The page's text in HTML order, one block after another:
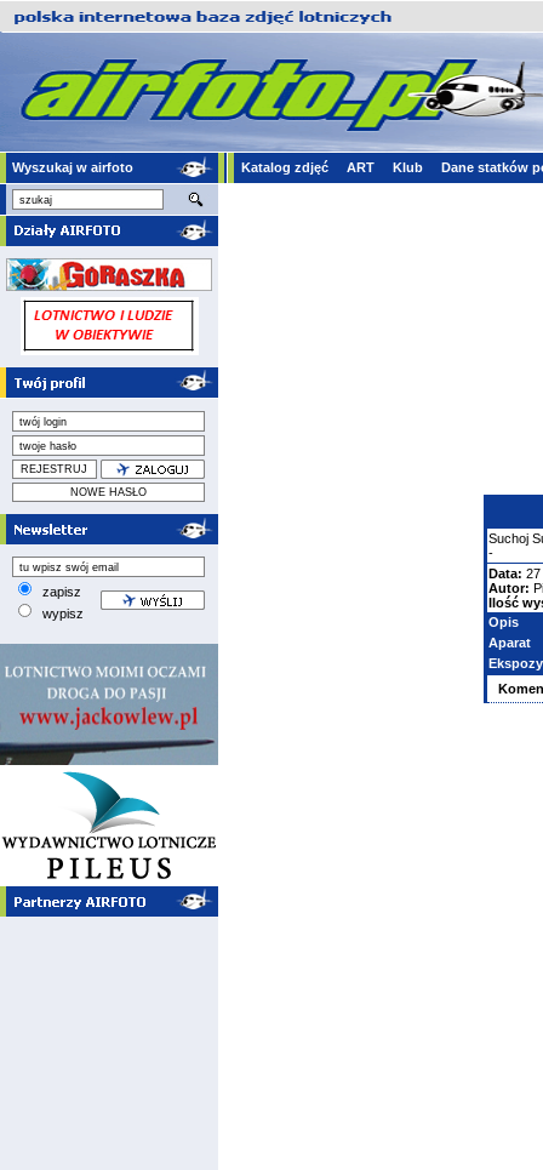
Wyszukaj w airfoto Katalog zdjęć ART Klub Dane statków
zapisz
wypisz
Suchoj
-
Data:
Autor:
Ilość
Opis
Aparat